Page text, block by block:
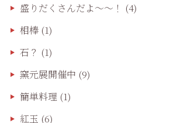
盛りだくさんだよ〜〜！ (4)
相棒(1)
石？ (1)
窯元展開催中 (9)
簡単料理 (1)
紅玉 (6)